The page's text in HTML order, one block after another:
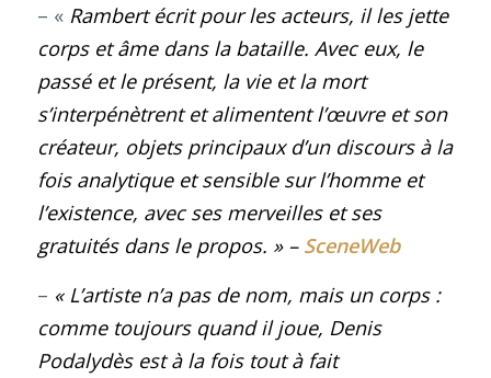
– « Rambert écrit pour les acteurs, il les jette
corps et âme dans la bataille. Avec eux, le
passé et le présent, la vie et la mort
s’interpénètrent et alimentent l’œuvre et son
créateur, objets principaux d’un discours à la
fois analytique et sensible sur l’homme et
l’existence, avec ses merveilles et ses
gratuités dans le propos. » – SceneWeb
– « L’artiste n’a pas de nom, mais un corps :
comme toujours quand il joue, Denis
Podalydès est à la fois tout à fait